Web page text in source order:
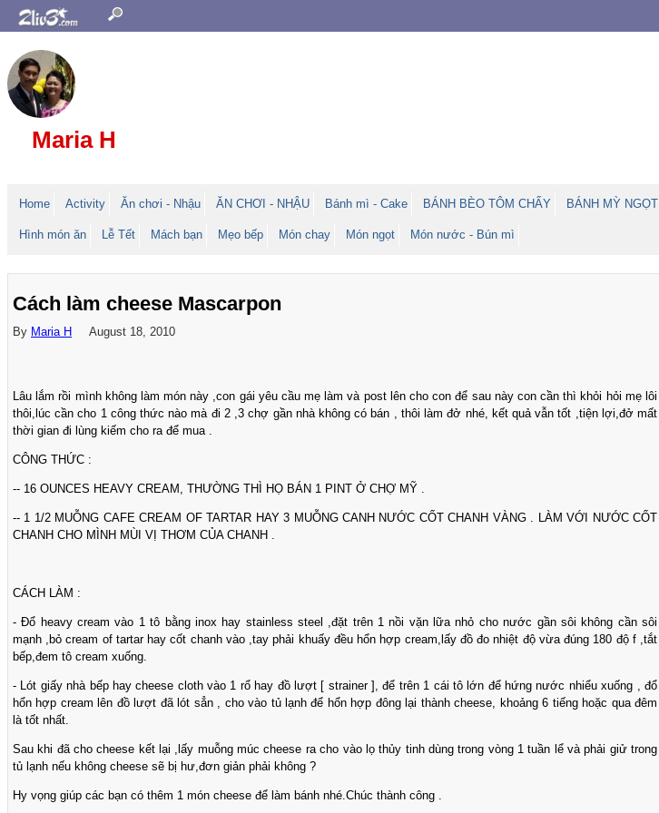
Maria H
Home Activity Ăn chơi - Nhậu ĂN CHƠI - NHẬU Bánh mì - Cake BÁNH BÈO TÔM CHẤY BÁNH MỲ NGỌT
Hình món ăn Lễ Tết Mách bạn Mẹo bếp Món chay Món ngọt Món nước - Bún mì
Cách làm cheese Mascarpon
By Maria H August 18, 2010
Lâu lắm rồi mình không làm món này ,con gái yêu cầu mẹ làm và post lên cho con để sau này con cần thì khỏi hỏi mẹ lôi
thôi,lúc cần cho 1 công thức nào mà đi 2 ,3 chợ gần nhà không có bán , thôi làm đở nhé, kết quả vẫn tốt ,tiện lợi,đở mất
thời gian đi lùng kiếm cho ra để mua .
CÔNG THỨC :
-- 16 OUNCES HEAVY CREAM, THƯỜNG THÌ HỌ BÁN 1 PINT Ở CHỢ MỸ .
-- 1 1/2 MUỖNG CAFE CREAM OF TARTAR HAY 3 MUỖNG CANH NƯỚC CỐT CHANH VÀNG . LÀM VỚI NƯỚC CỐT
CHANH CHO MÌNH MÙI VỊ THƠM CỦA CHANH .
CÁCH LÀM :
- Đổ heavy cream vào 1 tô bằng inox hay stainless steel ,đặt trên 1 nồi vặn lữa nhỏ cho nước gần sôi không cần sôi
mạnh ,bỏ cream of tartar hay cốt chanh vào ,tay phải khuấy đều hổn hợp cream,lấy đồ đo nhiệt độ vừa đúng 180 độ f ,tắt
bếp,đem tô cream xuống.
- Lót giấy nhà bếp hay cheese cloth vào 1 rổ hay đồ lượt [ strainer ], để trên 1 cái tô lớn để hứng nước nhiểu xuống , đổ
hổn hợp cream lên đồ lượt đã lót sẳn , cho vào tủ lạnh để hổn hợp đông lại thành cheese, khoảng 6 tiếng hoặc qua đêm
là tốt nhất.
Sau khi đã cho cheese kết lại ,lấy muỗng múc cheese ra cho vào lọ thủy tinh dùng trong vòng 1 tuần lể và phải giử trong
tủ lạnh nếu không cheese sẽ bị hư,đơn giản phải không ?
Hy vọng giúp các bạn có thêm 1 món cheese để làm bánh nhé.Chúc thành công .